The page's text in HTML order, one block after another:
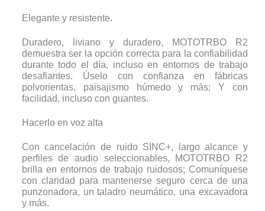
Elegante y resistente.
Duradero, liviano y duradero, MOTOTRBO R2
demuestra ser la opción correcta para la confiabilidad
durante todo el día, incluso en entornos de trabajo
desafiantes. Úselo con confianza en fábricas
polvorientas, paisajismo húmedo y más; Y con
facilidad, incluso con guantes.
Hacerlo en voz alta
Con cancelación de ruido SINC+, largo alcance y
perfiles de audio seleccionables, MOTOTRBO R2
brilla en entornos de trabajo ruidosos; Comuníquese
con claridad para mantenerse seguro cerca de una
punzonadora, un taladro neumático, una excavadora
y más.